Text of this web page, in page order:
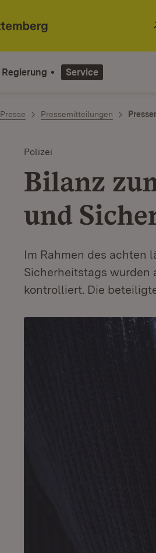
Regierung Service
Presse Pressemitteilungen
Polizei
Bilanz
und
Im Rahmen des achten
Sicherheitstags wurden
kontrolliert. Die